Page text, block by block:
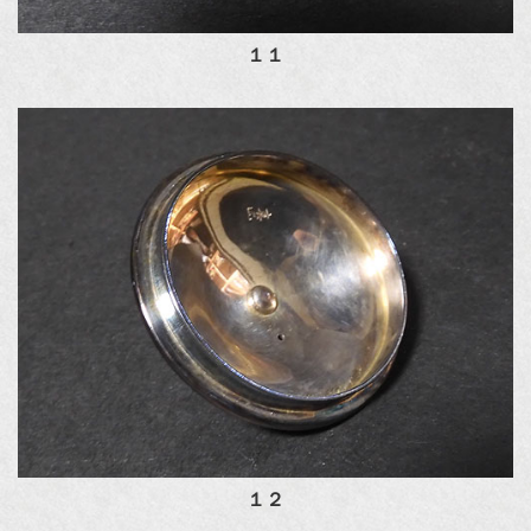
１１
１２